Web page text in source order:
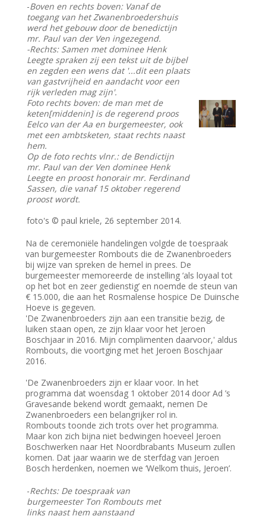
-Boven en rechts boven: Vanaf de
toegang van het Zwanenbroedershuis
werd het gebouw door de benedictijn
mr. Paul van der Ven ingezegend.
-Rechts: Samen met dominee Henk
Leegte spraken zij een tekst uit de bijbel
en zegden een wens dat '...dit een plaats
van gastvrijheid en aandacht voor een
rijk verleden mag zijn'.
Foto rechts boven: de man met de
keten[middenin] is de regerend proos
Eelco van der Aa en burgemeester, ook
met een ambtsketen, staat rechts naast
hem.
Op de foto rechts vlnr.: de Bendictijn
mr. Paul van der Ven dominee Henk
Leegte en proost honorair mr. Ferdinand
Sassen, die vanaf 15 oktober regerend
proost wordt.
foto's © paul kriele, 26 september 2014.
Na de ceremoniële handelingen volgde de toespraak
van burgemeester Rombouts die de Zwanenbroeders
bij wijze van spreken de hemel in prees. De
burgemeester memoreerde de instelling ‘als loyaal tot
op het bot en zeer gedienstig’ en noemde de steun van
€ 15.000, die aan het Rosmalense hospice De Duinsche
Hoeve is gegeven.
'De Zwanenbroeders zijn aan een transitie bezig, de
luiken staan open, ze zijn klaar voor het Jeroen
Boschjaar in 2016. Mijn complimenten daarvoor,' aldus
Rombouts, die voortging met het Jeroen Boschjaar
2016.
'De Zwanenbroeders zijn er klaar voor. In het
programma dat woensdag 1 oktober 2014 door Ad ’s
Gravesande bekend wordt gemaakt, nemen De
Zwanenbroeders een belangrijker rol in.
Rombouts toonde zich trots over het programma.
Maar kon zich bijna niet bedwingen hoeveel Jeroen
Boschwerken naar Het Noordbrabants Museum zullen
komen. Dat jaar waarin we de sterfdag van Jeroen
Bosch herdenken, noemen we ‘Welkom thuis, Jeroen’.
-Rechts: De toespraak van
burgemeester Ton Rombouts met
links naast hem aanstaand